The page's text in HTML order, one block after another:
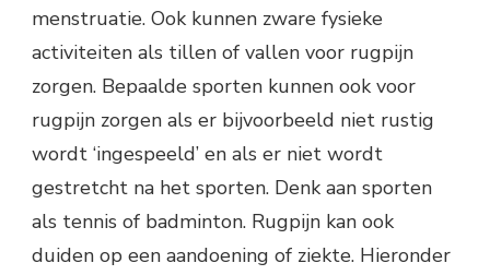
menstruatie. Ook kunnen zware fysieke
activiteiten als tillen of vallen voor rugpijn
zorgen. Bepaalde sporten kunnen ook voor
rugpijn zorgen als er bijvoorbeeld niet rustig
wordt ‘ingespeeld’ en als er niet wordt
gestretcht na het sporten. Denk aan sporten
als tennis of badminton. Rugpijn kan ook
duiden op een aandoening of ziekte. Hieronder